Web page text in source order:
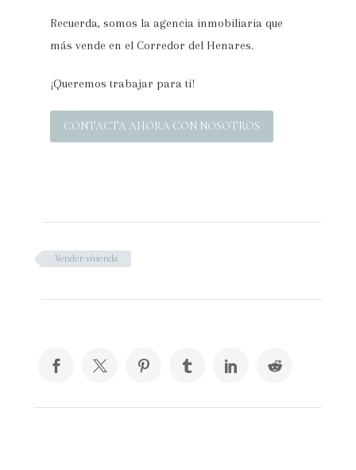
Recuerda, somos la agencia inmobiliaria que
más vende en el Corredor del Henares.
¡Queremos trabajar para ti!
CONTACTA AHORA CON NOSOTROS
Vender vivienda